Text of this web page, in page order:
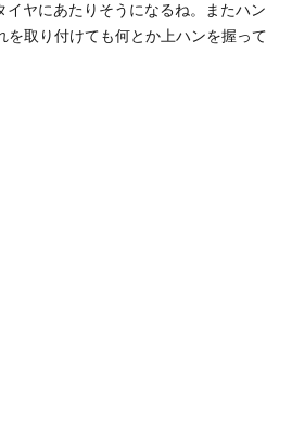
イヤにあたりそうになるね。またハン
を取り付けても何とか上ハンを握って